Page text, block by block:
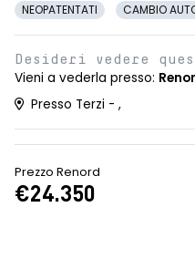
NEOPATENTATI
CAMBIO
Desideri vedere
Vieni a vederla presso:
Presso Terzi - ,
Prezzo Renord
€24.350